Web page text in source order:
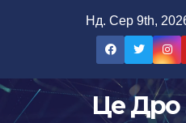
Нд. Сер 9th,
Це Дро